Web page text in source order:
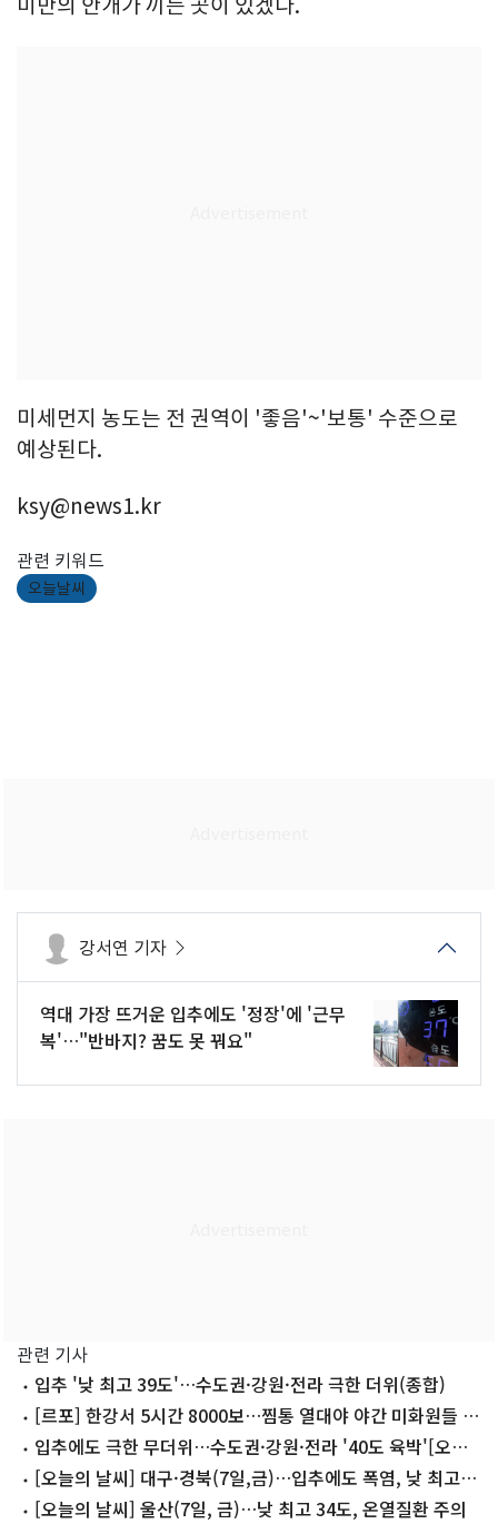
미만의 안개가 끼는 곳이 있겠다.
미세먼지 농도는 전 권역이 '좋음'~'보통' 수준으로
예상된다.
ksy@news1.kr
관련 키워드
오늘날씨
강서연 기자
역대 가장 뜨거운 입추에도 '정장'에 '근무
복'…"반바지? 꿈도 못 꿔요"
관련 기사
입추 '낮 최고 39도'…수도권·강원·전라 극한 더위(종합)
[르포] 한강서 5시간 8000보…찜통 열대야 야간 미화원들 사
투 입추에도 극한 무더위…수도권·강원·전라 '40도 육박'[오늘
날씨]
[오늘의 날씨] 대구·경북(7일,금)…입추에도 폭염, 낮 최고
31~38도
[오늘의 날씨] 울산(7일, 금)…낮 최고 34도, 온열질환 주의